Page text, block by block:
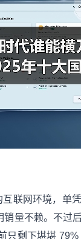
联网环境，单
量不赖。不过
只剩下堪堪